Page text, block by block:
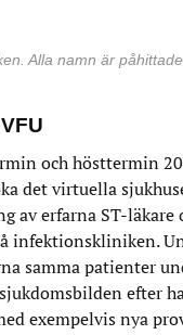
Alla namn är påhittade.
och hösttermin
det virtuella
av erfarna ST-läkare
infektionskliniken.
samma patienter
efter
exempelvis nya